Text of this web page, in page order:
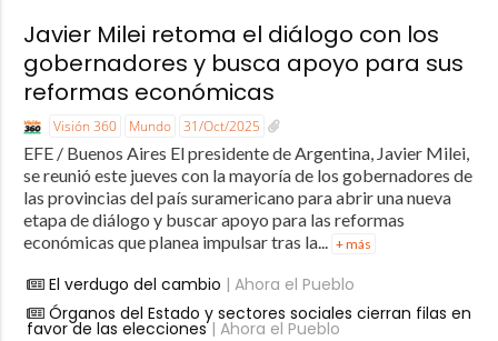
Javier Milei retoma el diálogo con los
gobernadores y busca apoyo para sus
reformas económicas
Visión 360 Mundo 31/Oct/2025
EFE / Buenos Aires El presidente de Argentina, Javier Milei,
se reunió este jueves con la mayoría de los gobernadores de
las provincias del país suramericano para abrir una nueva
etapa de diálogo y buscar apoyo para las reformas
económicas que planea impulsar tras la... + más
El verdugo del cambio | Ahora el Pueblo
Órganos del Estado y sectores sociales cierran filas en
favor de las elecciones| Ahora el Pueblo